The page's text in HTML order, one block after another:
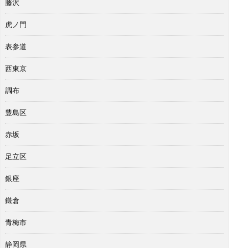
藤沢
虎ノ門
表参道
西東京
調布
豊島区
赤坂
足立区
銀座
鎌倉
青梅市
静岡県